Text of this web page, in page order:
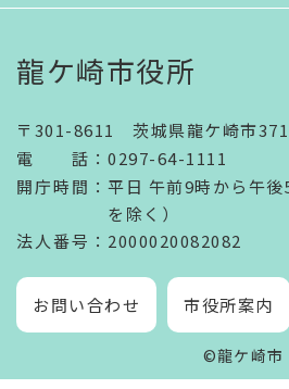
龍ケ崎市役所
〒301-8611 茨城県龍ケ崎市
電話 ： 0297-64-1111
開庁時間 ： 平日 午前9時から午
を除く）
法人番号 ：2000020082082
お問い合わせ 市役所案内
©龍ケ崎市